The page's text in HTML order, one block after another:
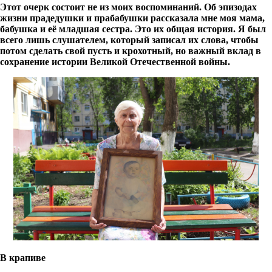
Этот очерк состоит не из моих воспоминаний. Об эпизодах
жизни прадедушки и прабабушки рассказала мне моя мама,
бабушка и её младшая сестра. Это их общая история. Я был
всего лишь слушателем, который записал их слова, чтобы
потом сделать свой пусть и крохотный, но важный вклад в
сохранение истории Великой Отечественной войны.
В крапиве